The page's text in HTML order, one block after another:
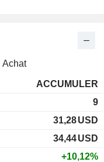
Achat
ACCUMULER
9
31,28USD
34,44USD
+10,12%